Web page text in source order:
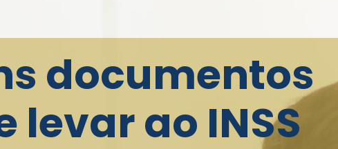
documentos
levar ao INSS